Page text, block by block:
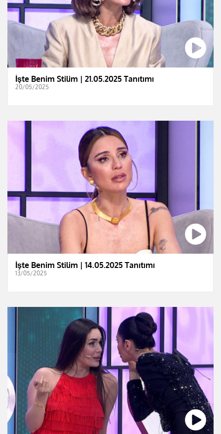
İşte Benim Stilim | 21.05.2025 Tanıtımı
20/05/2025
İşte Benim Stilim | 14.05.2025 Tanıtımı
13/05/2025